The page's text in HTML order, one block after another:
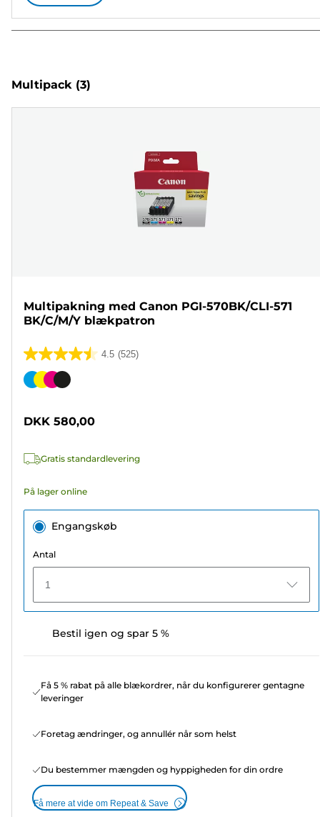
Multipack (3)
Multipakning med Canon PGI-570BK/CLI-571
BK/C/M/Y blækpatron
4.5 (525)
4.5
ud
stjerner.
anmeldelser
Farvepatron
DKK 580,00
Gratis standardlevering
På lager online
Engangskøb
Antal
1
Bestil igen og spar 5 %
Få 5 % rabat på alle blækordrer, når du konfigurerer gentagne
leveringer
Foretag ændringer, og annullér når som helst
Du bestemmer mængden og hyppigheden for din ordre
Få mere at vide om Repeat & Save